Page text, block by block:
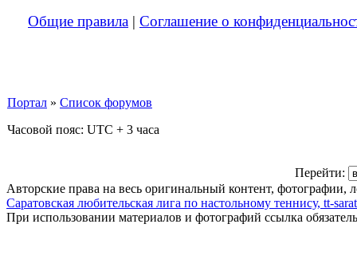
Общие правила | Соглашение о
Портал » Список форумов
Часовой пояс: UTC + 3 часа
Перейти:
Авторские права на весь оригинальный контент, фотографии,
Саратовская любительская лига по настольному теннису, tt-
При использовании материалов и фотографий ссылка